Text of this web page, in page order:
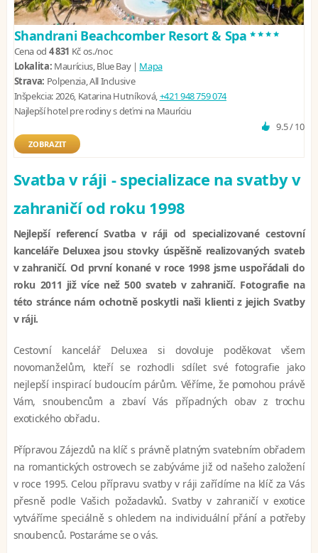
Shandrani Beachcomber Resort & Spa****
Cena od 4 831 Kčos./noc
Lokalita: Maurícius, Blue Bay | Mapa
Strava: Polpenzia, All Inclusive
Inšpekcia:2026, Katarina Hutníková,+421 948 759 074
Najlepší hotel pre rodiny s deťmi na Mauríciu
9.5 / 10
ZOBRAZIT
Svatba v ráji - specializace na svatby v
zahraničí od roku 1998
Nejlepší referencí Svatba v ráji od specializované cestovní
kanceláře Deluxea jsou stovky úspěšně realizovaných svateb
v zahraničí. Od první konané v roce 1998 jsme uspořádali do
roku 2011 již více než 500 svateb v zahraničí. Fotografie na
této stránce nám ochotně poskytli naši klienti z jejich Svatby
v ráji.
Cestovní kancelář Deluxea si dovoluje poděkovat všem
novomanželům, kteří se rozhodli sdílet své fotografie jako
nejlepší inspirací budoucím párům. Věříme, že pomohou právě
Vám, snoubencům a zbaví Vás případných obav z trochu
exotického obřadu.
Přípravou Zájezdů na klíč s právně platným svatebním obřadem
na romantických ostrovech se zabýváme již od našeho založení
v roce 1995. Celou přípravu svatby v ráji zařídíme na klíč za Vás
přesně podle Vašich požadavků. Svatby v zahraničí v exotice
vytváříme speciálně s ohledem na individuální přání a potřeby
snoubenců. Postaráme se o vás.